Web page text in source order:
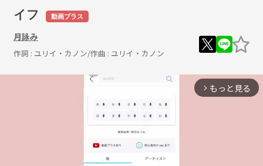
イフ 動画プラス
月詠み
作詞 : ユリイ・カノン/作曲 : ユリイ・カノン
arrow_forward_ios もっと見る